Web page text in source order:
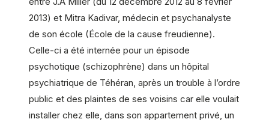
2013) et Mitra Kadivar, médecin et psychanalyste
de son école (École de la cause freudienne).
Celle-ci a été internée pour un épisode
psychotique (schizophrène) dans un hôpital
psychiatrique de Téhéran, après un trouble à l’ordre
public et des plaintes de ses voisins car elle voulait
installer chez elle, dans son appartement privé, un